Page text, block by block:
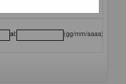
al: (gg/mm/aaaa)